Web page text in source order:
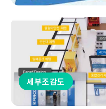
세부조감도